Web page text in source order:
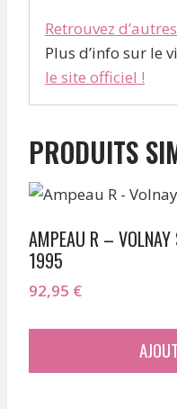
Retrouvez
Plus d’info sur le
le site officiel !
PRODUITS
AMPEAU R –
1995
92,95 €